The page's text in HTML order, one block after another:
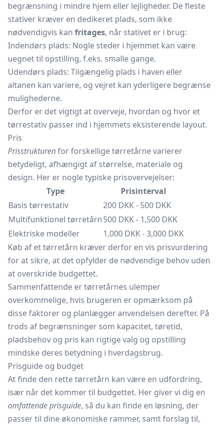
begrænsning i mindre hjem eller lejligheder. De fleste
stativer kræver en dedikeret plads, som ikke
nødvendigvis kan fritages, når stativet er i brug:
Indendørs plads: Nogle steder i hjemmet kan være
uegnet til opstilling, f.eks. smalle gange.
Udendørs plads: Tilgængelig plads i haven eller
altanen kan variere, og vejret kan yderligere begrænse
mulighederne.
Derfor er det vigtigt at overveje, hvordan og hvor et
tørrestativ passer ind i hjemmets eksisterende layout.
Pris
Prisstrukturenfor forskellige tørretårne varierer
betydeligt, afhængigt af størrelse, materiale og
design. Her er nogle typiske prisovervejelser:
Type
Prisinterval
Basis tørrestativ
200 DKK - 500 DKK
Multifunktionel tørretårn500 DKK - 1,500 DKK
Elektriske modeller
1,000 DKK - 3,000 DKK
Køb af et tørretårn kræver derfor en vis prisvurdering
for at sikre, at det opfylder de nødvendige behov uden
at overskride budgettet.
Sammenfattende er tørretårnes ulemper
overkommelige, hvis brugeren er opmærksom på
disse faktorer og planlægger anvendelsen derefter. På
trods af begrænsninger som kapacitet, tøretid,
pladsbehov og pris kan rigtige valg og opstilling
mindske deres betydning i hverdagsbrug.
Prisguide og budget
At finde den rette tørretårn kan være en udfordring,
især når det kommer til budgettet. Her giver vi dig en
omfattende prisguide, så du kan finde en løsning, der
passer til dine økonomiske rammer, samt forslag til,